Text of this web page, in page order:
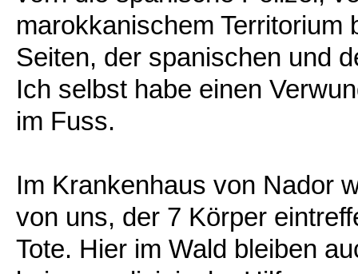
marokkanischem
Seiten, der spanischen und
Ich selbst habe einen
im Fuss.
Im Krankenhaus von Nador
von uns, der 7 Körper
Tote. Hier im Wald bleiben